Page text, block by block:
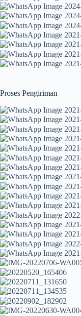
Proses Pengiriman